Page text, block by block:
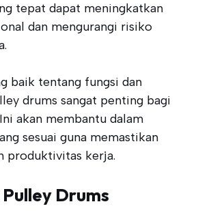
tepat dapat meningkatkan
dan mengurangi risiko
baik tentang fungsi dan
drums sangat penting bagi
akan membantu dalam
sesuai guna memastikan
produktivitas kerja.
Drums